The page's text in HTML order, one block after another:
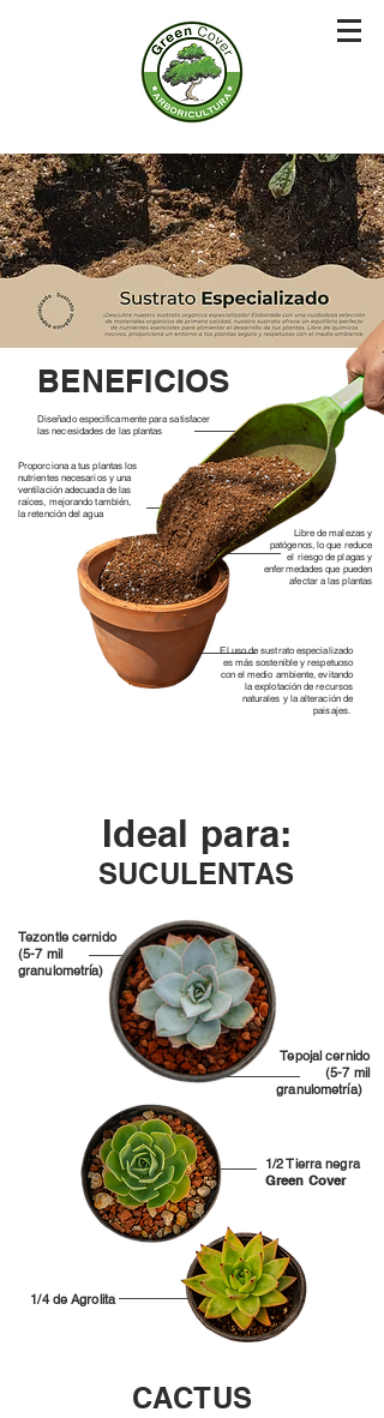
BENEFICIOS
Diseñado especificamente para satisfacer
las necesidades de las plantas
Proporciona a tus plantas los
nutrientes necesarios y una
ventilación adecuada de las
raíces, mejorando también,
la retención del agua
Libre de malezas y
patógenos, lo que reduce
el riesgo de plagas y
enfermedades que pueden
afectar a las plantas
El uso de sustrato especializado
es más sostenible y respetuoso
con el medio ambiente, evitando
la explotación de recursos
naturales y la alteración de
paisajes.
Ideal para:
SUCULENTAS
Tezontle cernido
(5-7 mil
granulometría)
Tepojal cernido
(5-7 mil
granulometría)
1/2 Tierra negra
Green Cover
1/4 de Agrolita
CACTUS